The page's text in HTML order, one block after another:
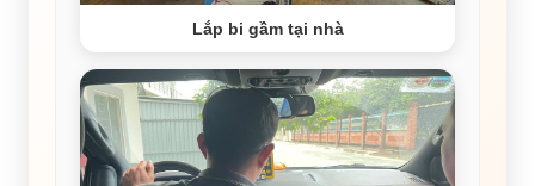
Lắp bi gầm tại nhà